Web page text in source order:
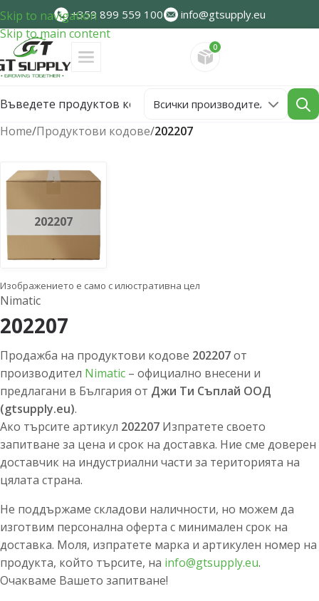
Skip to navigation
Skip to main content
+359 899 559 100 info@gtsupply.eu
0
Home/Продуктови кодове/202207
202207
Изображението е само с илюстративна цел
Nimatic
202207
Продажба на продуктови кодове 202207от
производител Nimatic – официално внесени и
предлагани в България от Джи Ти Съплай ООД
(gtsupply.eu).
Ако търсите артикул 202207 Изпратете своето
запитване за цена и срок на доставка. Ние сме доверен
доставчик на индустриални части за територията на
цялата страна.
Не поддържаме складови наличности, но можем да
изготвим персонална оферта с минимален срок на
доставка. Моля, изпратете марка и артикулен номер на
продукта, който търсите, на info@gtsupply.eu.
Очакваме Вашето запитване!